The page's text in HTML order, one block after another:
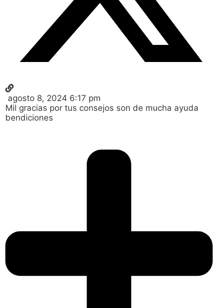
agosto 8, 2024 6:17 pm
Mil gracias por tus consejos son de mucha ayuda
bendiciones